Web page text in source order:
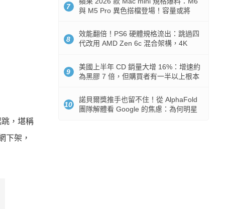
，堪稱
下架，
7
與 M5 Pro 異色搭檔登場！容量或將
8
效能翻倍！PS6 硬體規格流出：跳過四
代改用 AMD Zen 6c 混合架構，4K
9
美國上半年 CD 銷量大增 16%：增速約
為黑膠 7 倍，但購買者有一半以上根本
10
諾貝爾獎推手也留不住！從 AlphaFold
團隊解體看 Google 的焦慮：為何明星